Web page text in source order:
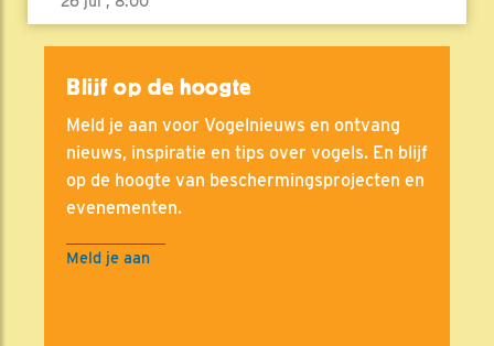
Blijf op de hoogte
Meld je aan voor Vogelnieuws en ontvang
nieuws, inspiratie en tips over vogels. En blijf
op de hoogte van beschermingsprojecten en
evenementen.
Meld je aan